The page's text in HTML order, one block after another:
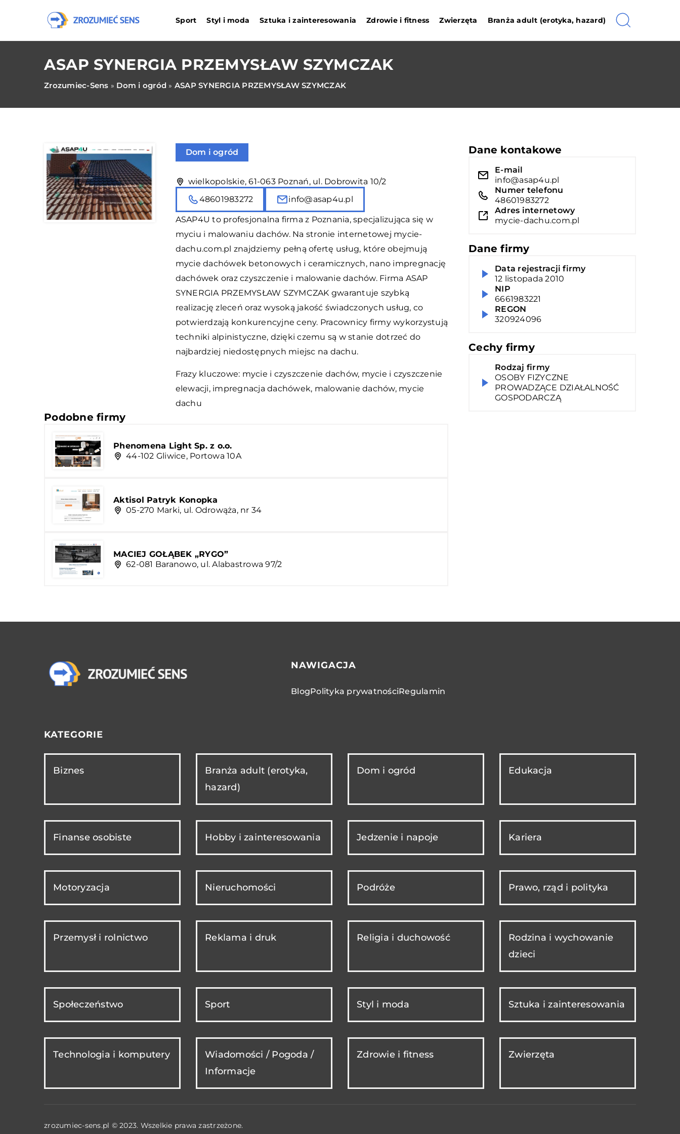
Sport Styl i moda Sztuka i zainteresowania Zdrowie i fitness Zwierzęta Branża adult (erotyka, hazard)
ASAP SYNERGIA PRZEMYSŁAW SZYMCZAK
Zrozumiec-Sens » Dom i ogród » ASAP SYNERGIA PRZEMYSŁAW SZYMCZAK
Dom i ogród
wielkopolskie, 61-063 Poznań, ul. Dobrowita 10/2
48601983272
info@asap4u.pl
ASAP4U to profesjonalna firma z Poznania, specjalizująca się w
myciu i malowaniu dachów. Na stronie internetowej mycie-
dachu.com.pl znajdziemy pełną ofertę usług, które obejmują
mycie dachówek betonowych i ceramicznych, nano impregnację
dachówek oraz czyszczenie i malowanie dachów. Firma ASAP
SYNERGIA PRZEMYSŁAW SZYMCZAK gwarantuje szybką
realizację zleceń oraz wysoką jakość świadczonych usług, co
potwierdzają konkurencyjne ceny. Pracownicy firmy wykorzystują
techniki alpinistyczne, dzięki czemu są w stanie dotrzeć do
najbardziej niedostępnych miejsc na dachu.
Frazy kluczowe: mycie i czyszczenie dachów, mycie i czyszczenie
elewacji, impregnacja dachówek, malowanie dachów, mycie
dachu
Podobne firmy
Phenomena Light Sp. z o.o.
44-102 Gliwice, Portowa 10A
Aktisol Patryk Konopka
05-270 Marki, ul. Odrowąża, nr 34
MACIEJ GOŁĄBEK „RYGO”
62-081 Baranowo, ul. Alabastrowa 97/2
Dane kontakowe
E-mail
info@asap4u.pl
Numer telefonu
48601983272
Adres internetowy
mycie-dachu.com.pl
Dane firmy
Data rejestracji firmy
12 listopada 2010
NIP
6661983221
REGON
320924096
Cechy firmy
Rodzaj firmy
OSOBY FIZYCZNE
PROWADZĄCE DZIAŁALNOŚĆ
GOSPODARCZĄ
NAWIGACJA
BlogPolityka prywatnościRegulamin
KATEGORIE
Biznes
Branża adult (erotyka,
hazard)
Dom i ogród Edukacja
Finanse osobiste Hobby i zainteresowania Jedzenie i napoje Kariera
Motoryzacja Nieruchomości Podróże Prawo, rząd i polityka
Przemysł i rolnictwo Reklama i druk Religia i duchowość
Rodzina i wychowanie
dzieci
Społeczeństwo Sport Styl i moda Sztuka i zainteresowania
Technologia i komputery
Wiadomości / Pogoda /
Informacje
Zdrowie i fitness Zwierzęta
zrozumiec-sens.pl © 2023. Wszelkie prawa zastrzeżone.